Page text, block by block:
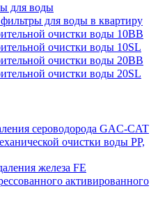
для воды
для воды в квартиру
очистки воды 10BB
очистки воды 10SL
очистки воды 20BB
очистки воды 20SL
сероводорода GAC-CAT
очистки воды PP,
железа FE
активированного